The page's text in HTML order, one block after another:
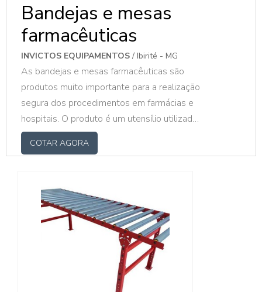
Bandejas e mesas
farmacêuticas
INVICTOS EQUIPAMENTOS / Ibirité - MG
As bandejas e mesas farmacêuticas são
produtos muito importante para a realização
segura dos procedimentos em farmácias e
hospitais. O produto é um utensílio utilizado
para realizar os procedimentos e também
para guardar ou servir de apoio aos
pois é preciso manter o nível de higiene
impecável dentro deste ambiente. MAIS
DETALHES IMPORTANTES SOBRE O PR...
COTAR AGORA